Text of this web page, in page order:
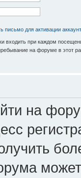
письмо для активации
входить при каждом
на форуме в этот
на
может